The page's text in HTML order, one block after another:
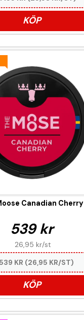
KÖP
Canadian Cherry
539 kr
26,95 kr/st
KÖP